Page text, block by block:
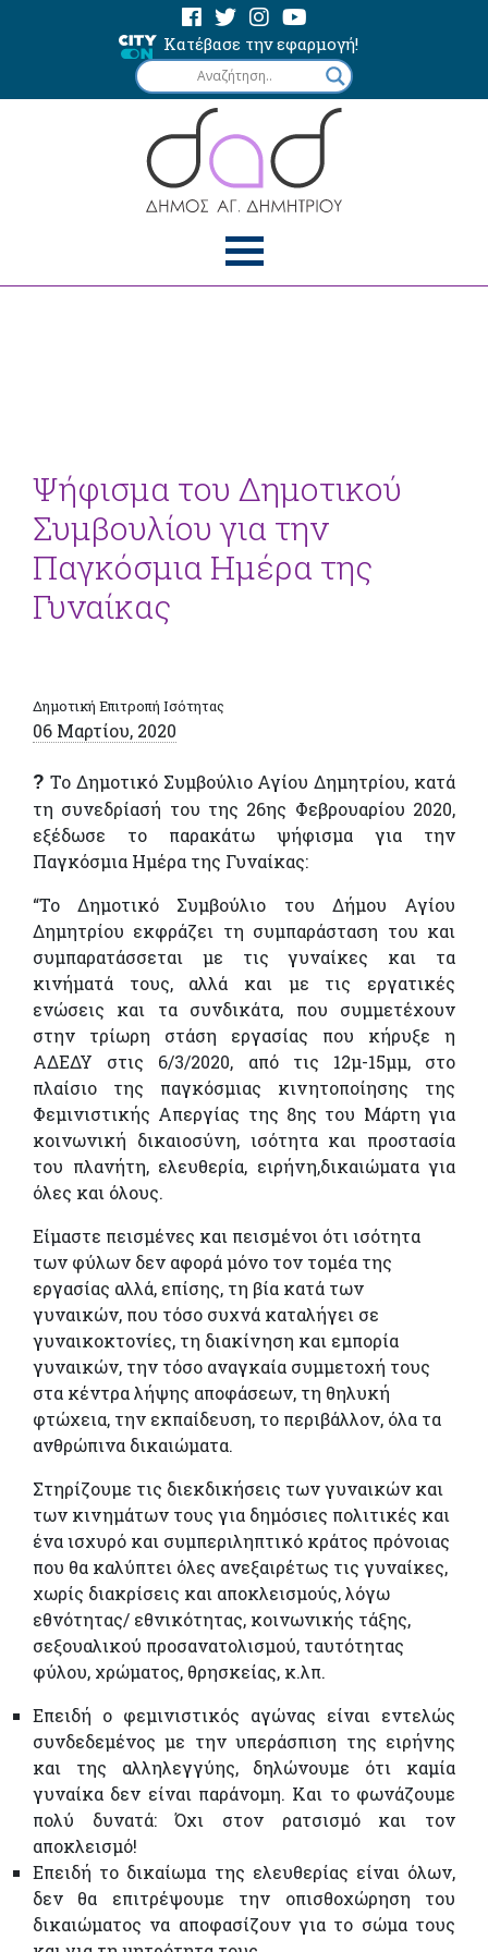
Κατέβασε την εφαρμογή!
Ψήφισμα του Δημοτικού
Συμβουλίου για την
Παγκόσμια Ημέρα της
Γυναίκας
Δημοτική Επιτροπή Ισότητας
06 Μαρτίου, 2020
? Το Δημοτικό Συμβούλιο Αγίου Δημητρίου, κατά
τη συνεδρίασή του της 26ης Φεβρουαρίου 2020,
εξέδωσε το παρακάτω ψήφισμα για την
Παγκόσμια Ημέρα της Γυναίκας:
“Το Δημοτικό Συμβούλιο του Δήμου Αγίου
Δημητρίου εκφράζει τη συμπαράσταση του και
συμπαρατάσσεται με τις γυναίκες και τα
κινήματά τους, αλλά και με τις εργατικές
ενώσεις και τα συνδικάτα, που συμμετέχουν
στην τρίωρη στάση εργασίας που κήρυξε η
ΑΔΕΔΥ στις 6/3/2020, από τις 12μ-15μμ, στο
πλαίσιο της παγκόσμιας κινητοποίησης της
Φεμινιστικής Απεργίας της 8ης του Μάρτη για
κοινωνική δικαιοσύνη, ισότητα και προστασία
του πλανήτη, ελευθερία, ειρήνη,δικαιώματα για
όλες και όλους.
Είμαστε πεισμένες και πεισμένοι ότι ισότητα
των φύλων δεν αφορά μόνο τον τομέα της
εργασίας αλλά, επίσης, τη βία κατά των
γυναικών, που τόσο συχνά καταλήγει σε
γυναικοκτονίες, τη διακίνηση και εμπορία
γυναικών, την τόσο αναγκαία συμμετοχή τους
στα κέντρα λήψης αποφάσεων, τη θηλυκή
φτώχεια, την εκπαίδευση, το περιβάλλον, όλα τα
ανθρώπινα δικαιώματα.
Στηρίζουμε τις διεκδικήσεις των γυναικών και
των κινημάτων τους για δημόσιες πολιτικές και
ένα ισχυρό και συμπεριληπτικό κράτος πρόνοιας
που θα καλύπτει όλες ανεξαιρέτως τις γυναίκες,
χωρίς διακρίσεις και αποκλεισμούς, λόγω
εθνότητας/ εθνικότητας, κοινωνικής τάξης,
σεξουαλικού προσανατολισμού, ταυτότητας
φύλου, χρώματος, θρησκείας, κ.λπ.
Επειδή ο φεμινιστικός αγώνας είναι εντελώς
συνδεδεμένος με την υπεράσπιση της ειρήνης
και της αλληλεγγύης, δηλώνουμε ότι καμία
γυναίκα δεν είναι παράνομη. Και το φωνάζουμε
πολύ δυνατά: Όχι στον ρατσισμό και τον
αποκλεισμό!
Επειδή το δικαίωμα της ελευθερίας είναι όλων,
δεν θα επιτρέψουμε την οπισθοχώρηση του
δικαιώματος να αποφασίζουν για το σώμα τους